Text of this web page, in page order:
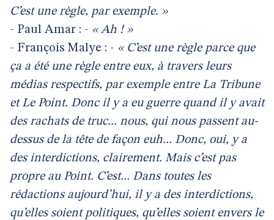
C’est une règle, par exemple. »
- Paul Amar : - « Ah ! »
- François Malye : - « C’est une règle parce que
ça a été une règle entre eux, à travers leurs
médias respectifs, par exemple entre La Tribune
et Le Point. Donc il y a eu guerre quand il y avait
des rachats de truc... nous, qui nous passent au-
dessus de la tête de façon euh... Donc, oui, y a
des interdictions, clairement. Mais c’est pas
propre au Point. C’est... Dans toutes les
rédactions aujourd’hui, il y a des interdictions,
qu’elles soient politiques, qu’elles soient envers le